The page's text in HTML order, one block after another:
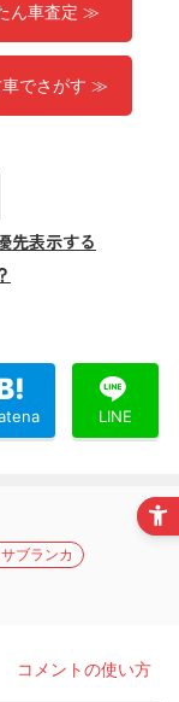
ん車査定 ≫
車でさがす ≫
先表示する
LINE
ブランカ
コメントの使い方